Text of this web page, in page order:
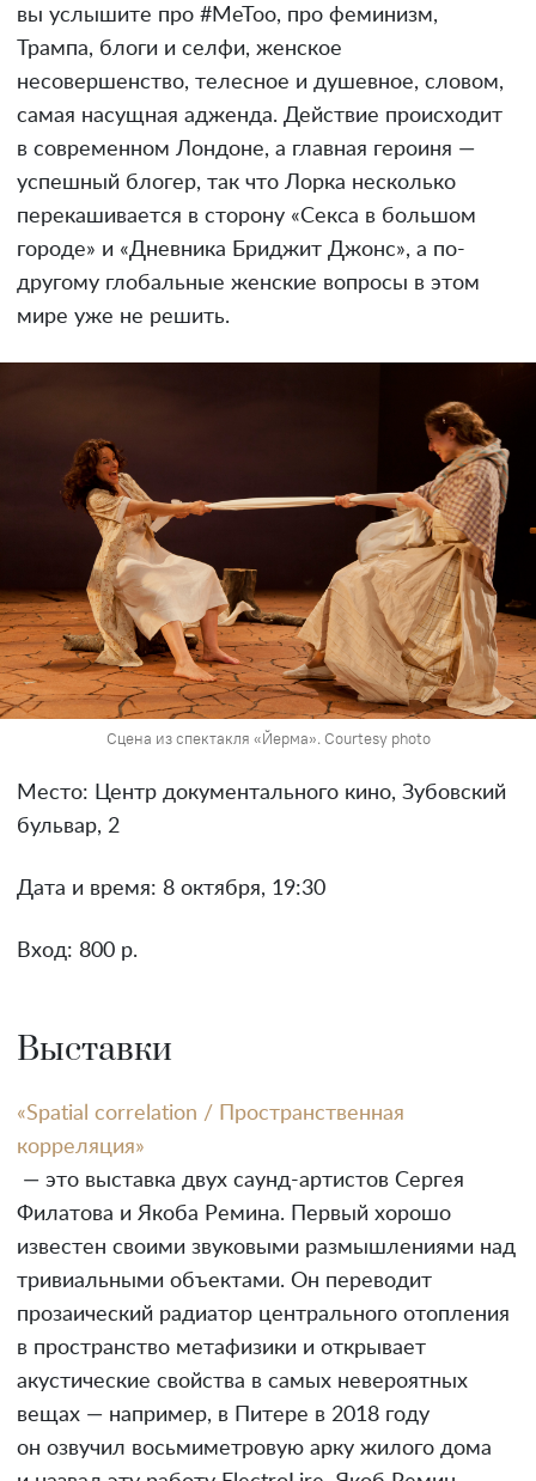
вы услышите про #MeToo, про феминизм,
Трампа, блоги и селфи, женское
несовершенство, телесное и душевное, словом,
самая насущная адженда. Действие происходит
в современном Лондоне, а главная героиня —
успешный блогер, так что Лорка несколько
перекашивается в сторону «Секса в большом
городе» и «Дневника Бриджит Джонс», а по-
другому глобальные женские вопросы в этом
мире уже не решить.
Сцена из спектакля «Йерма». Courtesy photo
Место: Центр документального кино, Зубовский
бульвар, 2
Дата и время: 8 октября, 19:30
Вход: 800 р.
Выставки
«Spatial correlation / Пространственная
корреляция»
— это выставка двух саунд-артистов Сергея
Филатова и Якоба Ремина. Первый хорошо
известен своими звуковыми размышлениями над
тривиальными объектами. Он переводит
прозаический радиатор центрального отопления
в пространство метафизики и открывает
акустические свойства в самых невероятных
вещах — например, в Питере в 2018 году
он озвучил восьмиметровую арку жилого дома